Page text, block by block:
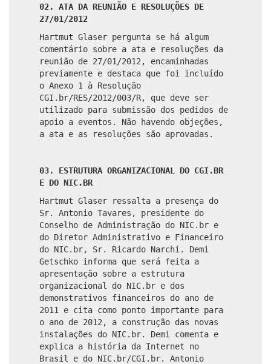
02. ATA DA REUNIÃO E RESOLUÇÕES DE
27/01/2012
Hartmut Glaser pergunta se há algum
comentário sobre a ata e resoluções da
reunião de 27/01/2012, encaminhadas
previamente e destaca que foi incluído
o Anexo 1 à Resolução
CGI.br/RES/2012/003/R, que deve ser
utilizado para submissão dos pedidos de
apoio a eventos. Não havendo objeções,
a ata e as resoluções são aprovadas.
03. ESTRUTURA ORGANIZACIONAL DO CGI.BR
E DO NIC.BR
Hartmut Glaser ressalta a presença do
Sr. Antonio Tavares, presidente do
Conselho de Administração do NIC.br e
do Diretor Administrativo e Financeiro
do NIC.br, Sr. Ricardo Narchi. Demi
Getschko informa que será feita a
apresentação sobre a estrutura
organizacional do NIC.br e dos
demonstrativos financeiros do ano de
2011 e cita como ponto importante para
o ano de 2012, a construção das novas
instalações do NIC.br. Demi comenta e
explica a história da Internet no
Brasil e do NIC.br/CGI.br. Antonio